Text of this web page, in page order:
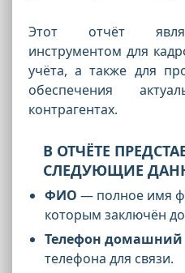
Этот отчёт
инструментом для
учёта, а также для
обеспечения
контрагентах.
В ОТЧЁТЕ
СЛЕДУЮЩИЕ
ФИО — полное имя
которым заключён
Телефон домашний
телефона для связи.